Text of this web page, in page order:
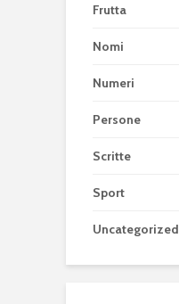
Frutta
Nomi
Numeri
Persone
Scritte
Sport
Uncategorized